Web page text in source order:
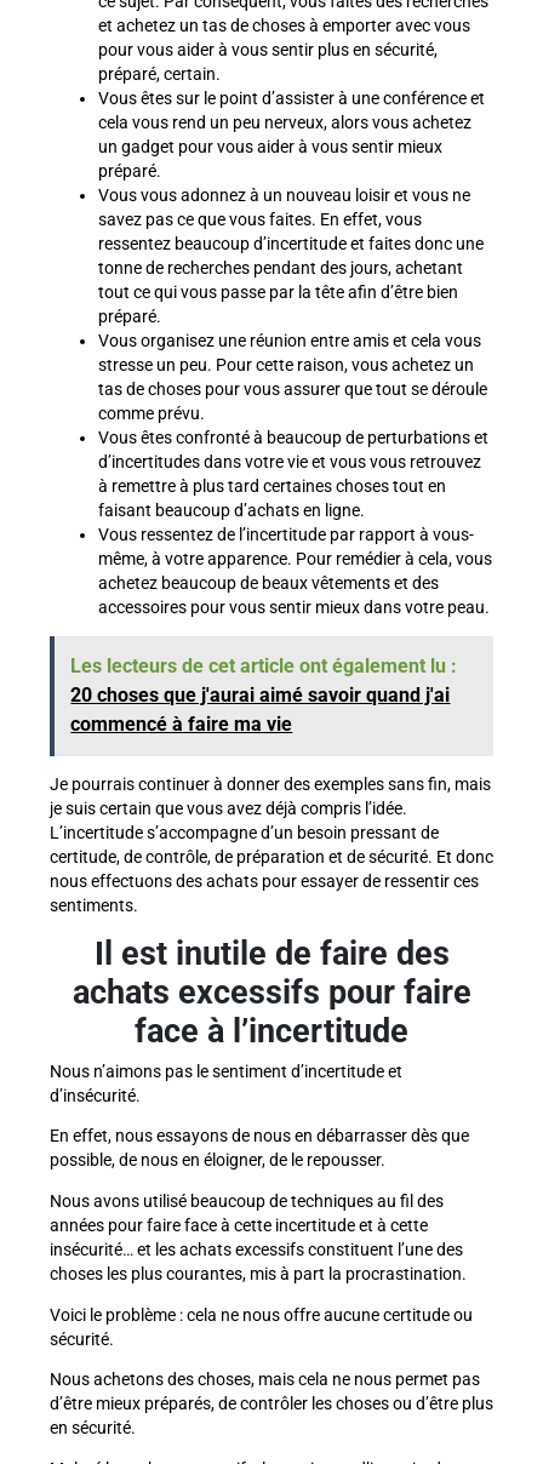
et achetez un tas de choses à emporter avec vous
pour vous aider à vous sentir plus en sécurité,
préparé, certain.
Vous êtes sur le point d’assister à une conférence et
cela vous rend un peu nerveux, alors vous achetez
un gadget pour vous aider à vous sentir mieux
préparé.
Vous vous adonnez à un nouveau loisir et vous ne
savez pas ce que vous faites. En effet, vous
ressentez beaucoup d’incertitude et faites donc une
tonne de recherches pendant des jours, achetant
tout ce qui vous passe par la tête afin d’être bien
préparé.
Vous organisez une réunion entre amis et cela vous
stresse un peu. Pour cette raison, vous achetez un
tas de choses pour vous assurer que tout se déroule
comme prévu.
Vous êtes confronté à beaucoup de perturbations et
d’incertitudes dans votre vie et vous vous retrouvez
à remettre à plus tard certaines choses tout en
faisant beaucoup d’achats en ligne.
Vous ressentez de l’incertitude par rapport à vous-
même, à votre apparence. Pour remédier à cela, vous
achetez beaucoup de beaux vêtements et des
accessoires pour vous sentir mieux dans votre peau.
Les lecteurs de cet article ont également lu :
20 choses que j'aurai aimé savoir quand j'ai
commencé à faire ma vie
Je pourrais continuer à donner des exemples sans fin, mais
je suis certain que vous avez déjà compris l’idée.
L’incertitude s’accompagne d’un besoin pressant de
certitude, de contrôle, de préparation et de sécurité. Et donc
nous effectuons des achats pour essayer de ressentir ces
sentiments.
Il est inutile de faire des
achats excessifs pour faire
face à l’incertitude
Nous n’aimons pas le sentiment d’incertitude et
d’insécurité.
En effet, nous essayons de nous en débarrasser dès que
possible, de nous en éloigner, de le repousser.
Nous avons utilisé beaucoup de techniques au fil des
années pour faire face à cette incertitude et à cette
insécurité… et les achats excessifs constituent l’une des
choses les plus courantes, mis à part la procrastination.
Voici le problème : cela ne nous offre aucune certitude ou
sécurité.
Nous achetons des choses, mais cela ne nous permet pas
d’être mieux préparés, de contrôler les choses ou d’être plus
en sécurité.